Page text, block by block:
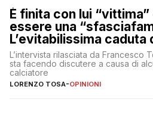
È finita con lui
essere una
L’evitabilissima
L’intervista rilasciata da Francesco
sta facendo discutere a causa di
calciatore
LORENZO TOSA-OPINIONI